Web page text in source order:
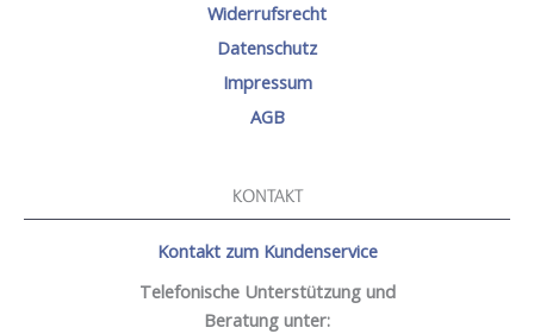
Widerrufsrecht
Datenschutz
Impressum
AGB
KONTAKT
Kontakt zum Kundenservice
Telefonische Unterstützung und
Beratung unter: